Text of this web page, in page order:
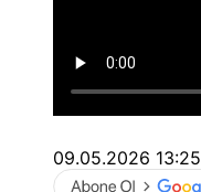
09.05.2026 13:25